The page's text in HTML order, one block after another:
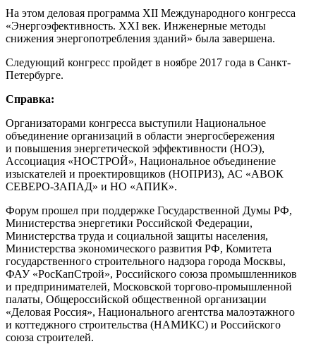
На этом деловая программа XII Международного конгресса
«Энергоэфективность. XXI век. Инженерные методы
снижения энергопотребления зданий» была завершена.
Следующий конгресс пройдет в ноябре 2017 года в Санкт-
Петербурге.
Справка:
Организаторами конгресса выступили Национальное
объединение организаций в области энергосбережения
и повышения энергетической эффективности (НОЭ),
Ассоциация «НОСТРОЙ», Национальное объединение
изыскателей и проектировщиков (НОПРИЗ), АС «АВОК
СЕВЕРО-ЗАПАД» и НО «АПИК».
Форум прошел при поддержке Государственной Думы РФ,
Министерства энергетики Российской Федерации,
Министерства труда и социальной защиты населения,
Министерства экономического развития РФ, Комитета
государственного строительного надзора города Москвы,
ФАУ «РосКапСтрой», Российского союза промышленников
и предпринимателей, Московской торгово-промышленной
палаты, Общероссийской общественной организации
«Деловая Россия», Национального агентства малоэтажного
и коттеджного строительства (НАМИКС) и Российского
союза строителей.